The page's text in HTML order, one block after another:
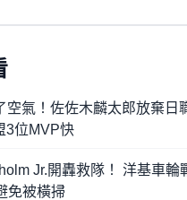
空氣！佐佐木麟太郎放棄
3位MVP快
Jr.開轟救隊！ 洋基車輪
免被橫掃